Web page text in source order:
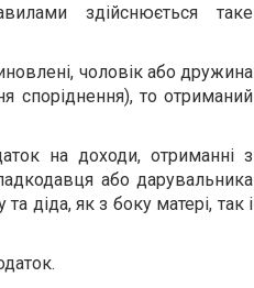
здійснюється таке
чоловік або дружина
споріднення), то отриманий
на доходи, отриманні з
або дарувальника
діда, як з боку матері, так і